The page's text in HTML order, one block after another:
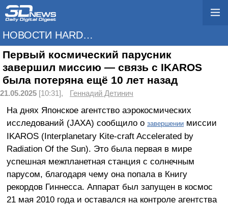
НОВОСТИ HARDWARE
Первый космический парусник
завершил миссию — связь с IKAROS
была потеряна ещё 10 лет назад
21.05.2025 [10:31], Геннадий Детинич
На днях Японское агентство аэрокосмических
исследований (JAXA) сообщило о завершениимиссии
IKAROS (Interplanetary Kite-craft Accelerated by
Radiation Of the Sun). Это была первая в мире
успешная межпланетная станция с солнечным
парусом, благодаря чему она попала в Книгу
рекордов Гиннесса. Аппарат был запущен в космос
21 мая 2010 года и оставался на контроле агентства